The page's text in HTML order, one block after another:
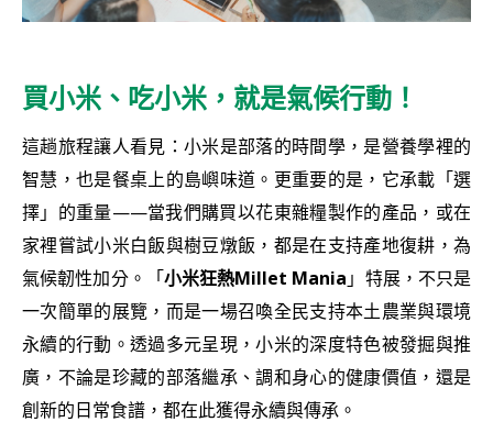
買小米、吃小米，就是氣候行動！
這趟旅程讓人看見：小米是部落的時間學，是營養學裡的
智慧，也是餐桌上的島嶼味道。更重要的是，它承載「選
擇」的重量——當我們購買以花東雜糧製作的產品，或在
家裡嘗試小米白飯與樹豆燉飯，都是在支持產地復耕，為
氣候韌性加分。「小米狂熱Millet Mania 」特展，不只是
一次簡單的展覽，而是一場召喚全民支持本土農業與環境
永續的行動。透過多元呈現，小米的深度特色被發掘與推
廣，不論是珍藏的部落繼承、調和身心的健康價值，還是
創新的日常食譜，都在此獲得永續與傳承。